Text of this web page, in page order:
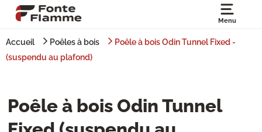
Menu
Accueil Poêles à bois
Poêle à bois Odin Tunnel Fixed -
(suspendu au plafond)
Poêle à bois Odin Tunnel